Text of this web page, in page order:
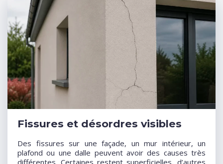
Fissures et désordres visibles
Des fissures sur une façade, un mur intérieur, un
plafond ou une dalle peuvent avoir des causes très